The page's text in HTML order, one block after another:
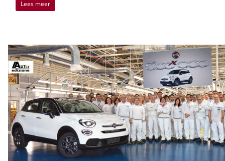
Lees meer